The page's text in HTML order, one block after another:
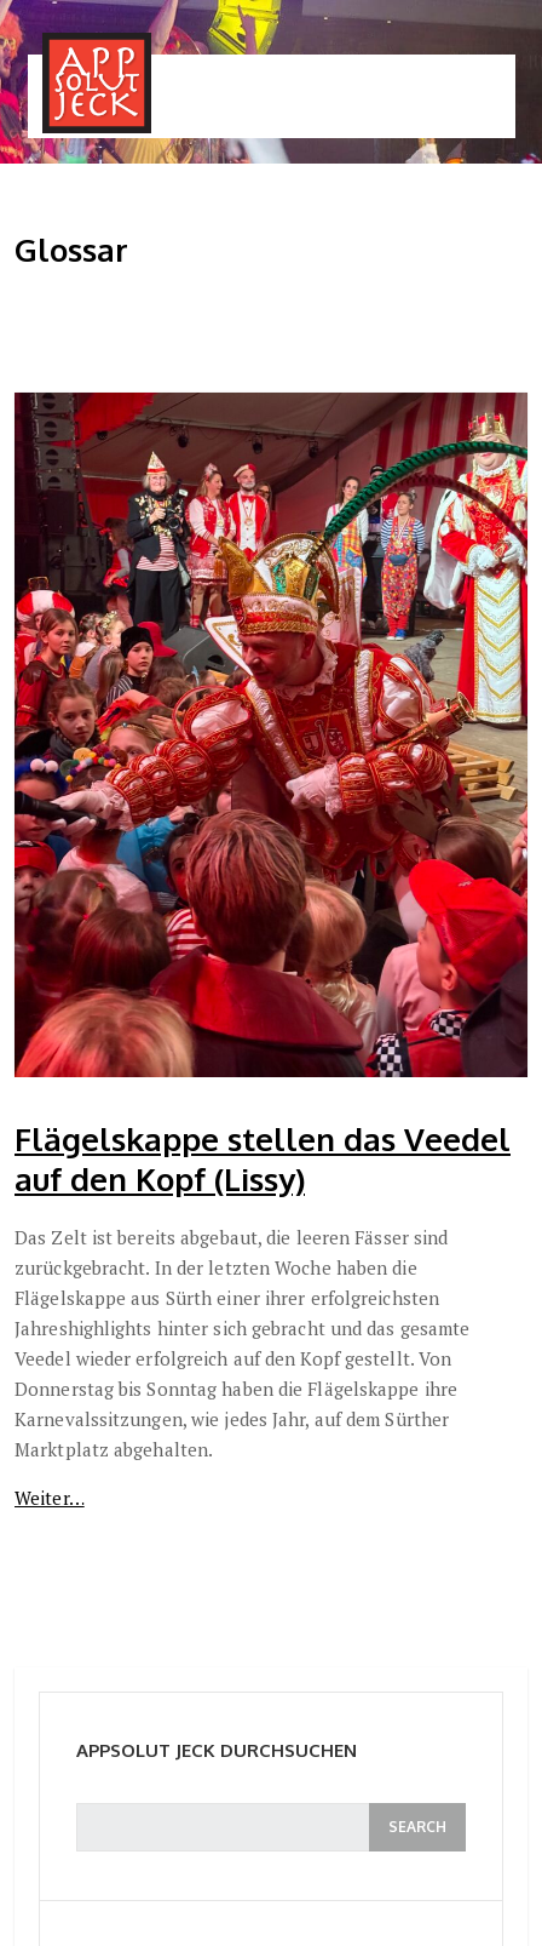
Glossar
Flägelskappe stellen das Veedel
auf den Kopf (Lissy)
Das Zelt ist bereits abgebaut, die leeren Fässer sind
zurückgebracht. In der letzten Woche haben die
Flägelskappe aus Sürth einer ihrer erfolgreichsten
Jahreshighlights hinter sich gebracht und das gesamte
Veedel wieder erfolgreich auf den Kopf gestellt. Von
Donnerstag bis Sonntag haben die Flägelskappe ihre
Karnevalssitzungen, wie jedes Jahr, auf dem Sürther
Marktplatz abgehalten.
Weiter…
APPSOLUT JECK DURCHSUCHEN